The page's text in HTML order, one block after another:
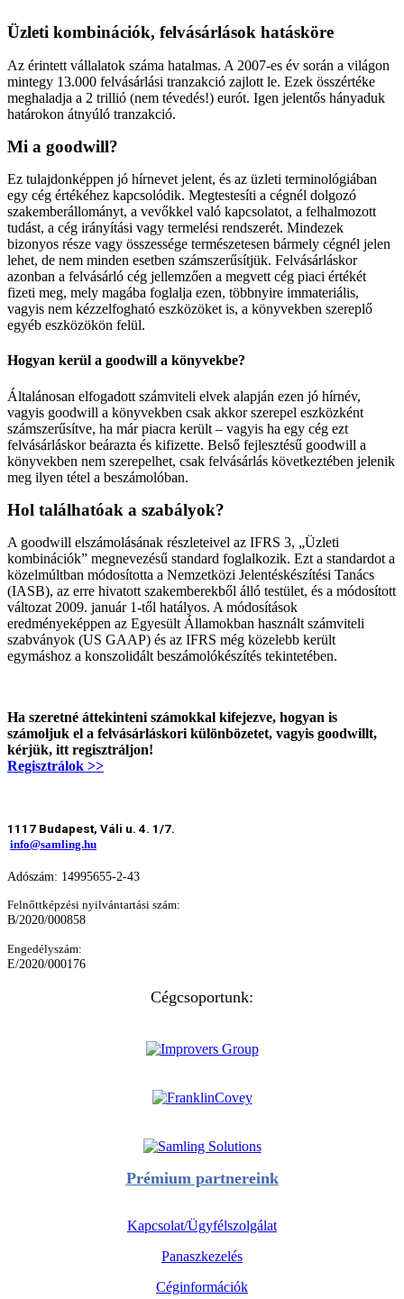
Üzleti kombinációk, felvásárlások hatásköre
Az érintett vállalatok száma hatalmas. A 2007-es év során a világon
mintegy 13.000 felvásárlási tranzakció zajlott le. Ezek összértéke
meghaladja a 2 trillió (nem tévedés!) eurót. Igen jelentős hányaduk
határokon átnyúló tranzakció.
Mi a goodwill?
Ez tulajdonképpen jó hírnevet jelent, és az üzleti terminológiában
egy cég értékéhez kapcsolódik. Megtestesíti a cégnél dolgozó
szakemberállományt, a vevőkkel való kapcsolatot, a felhalmozott
tudást, a cég irányítási vagy termelési rendszerét. Mindezek
bizonyos része vagy összessége természetesen bármely cégnél jelen
lehet, de nem minden esetben számszerűsítjük. Felvásárláskor
azonban a felvásárló cég jellemzően a megvett cég piaci értékét
fizeti meg, mely magába foglalja ezen, többnyire immateriális,
vagyis nem kézzelfogható eszközöket is, a könyvekben szereplő
egyéb eszközökön felül.
Hogyan kerül a goodwill a könyvekbe?
Általánosan elfogadott számviteli elvek alapján ezen jó hírnév,
vagyis goodwill a könyvekben csak akkor szerepel eszközként
számszerűsítve, ha már piacra került – vagyis ha egy cég ezt
felvásárláskor beárazta és kifizette. Belső fejlesztésű goodwill a
könyvekben nem szerepelhet, csak felvásárlás következtében jelenik
meg ilyen tétel a beszámolóban.
Hol találhatóak a szabályok?
A goodwill elszámolásának részleteivel az IFRS 3, „Üzleti
kombinációk” megnevezésű standard foglalkozik. Ezt a standardot a
közelmúltban módosította a Nemzetközi Jelentéskészítési Tanács
(IASB), az erre hivatott szakemberekből álló testület, és a módosított
változat 2009. január 1-től hatályos. A módosítások
eredményeképpen az Egyesült Államokban használt számviteli
szabványok (US GAAP) és az IFRS még közelebb került
egymáshoz a konszolidált beszámolókészítés tekintetében.
Ha szeretné áttekinteni számokkal kifejezve, hogyan is
számoljuk el a felvásárláskori különbözetet, vagyis goodwillt,
kérjük, itt regisztráljon!
Regisztrálok >>
1117 Budapest, Váli u. 4. 1/7.
info@samling.hu
Adószám: 14995655-2-43
Felnőttképzési nyilvántartási szám:
B/2020/000858
Engedélyszám:
E/2020/000176
Cégcsoportunk:
Prémium partnereink
Kapcsolat/Ügyfélszolgálat
Panaszkezelés
Céginformációk